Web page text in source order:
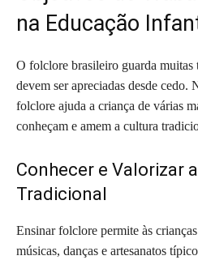
na Educação
O folclore brasileiro guarda muitas
devem ser apreciadas desde cedo.
folclore ajuda a criança de várias
conheçam e amem a cultura
Conhecer e Valorizar
Tradicional
Ensinar folclore permite às
músicas, danças e artesanatos